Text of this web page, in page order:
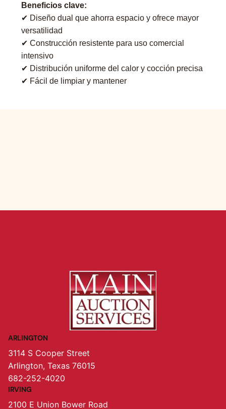
Beneficios clave:
✔ Diseño dual que ahorra espacio y ofrece mayor
versatilidad
✔ Construcción resistente para uso comercial
intensivo
✔ Distribución uniforme del calor y cocción precisa
✔ Fácil de limpiar y mantener
ARLINGTON
3114 S Cooper Street
Arlington, Texas 76015
682-252-4020
IRVING
2100 E Union Bower Road